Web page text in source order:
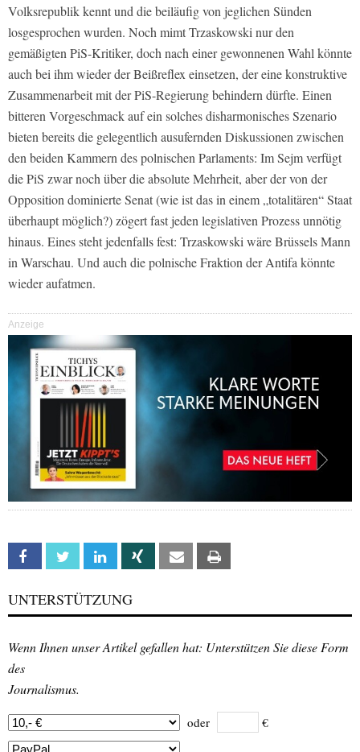
Volksrepublik kennt und die beiläufig von jeglichen Sünden
losgesprochen wurden. Noch mimt Trzaskowski nur den
gemäßigten PiS-Kritiker, doch nach einer gewonnenen Wahl könnte
auch bei ihm wieder der Beißreflex einsetzen, der eine konstruktive
Zusammenarbeit mit der PiS-Regierung behindern dürfte. Einen
bitteren Vorgeschmack auf ein solches disharmonisches Szenario
bieten bereits die gelegentlich ausufernden Diskussionen zwischen
den beiden Kammern des polnischen Parlaments: Im Sejm verfügt
die PiS zwar noch über die absolute Mehrheit, aber der von der
Opposition dominierte Senat (wie ist das in einem „totalitären“ Staat
überhaupt möglich?) zögert fast jeden legislativen Prozess unnötig
hinaus. Eines steht jedenfalls fest: Trzaskowski wäre Brüssels Mann
in Warschau. Und auch die polnische Fraktion der Antifa könnte
wieder aufatmen.
Anzeige
Facebook Twitter Linkedin Xing Email
UNTERSTÜTZUNG
Wenn Ihnen unser Artikel gefallen hat: Unterstützen Sie diese Form
des
Journalismus.
oder €